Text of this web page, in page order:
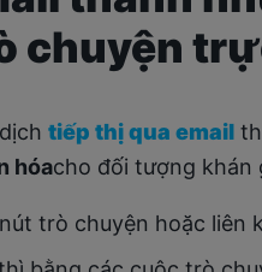
chuyện
tiếp thị qua email
hóacho đối tượng khán
trò chuyện hoặc liên